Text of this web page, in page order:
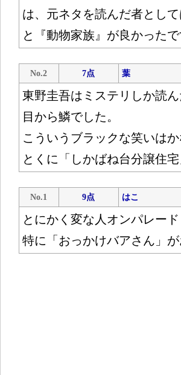
は、元ネタを読んだ者とし
と『動物家族』が良かったで
No.2 7点 葉
東野圭吾はミステリしか読
目から鱗でした。
こういうブラックな笑いは
とくに「しかばね台分譲住
No.1 9点 はこ
とにかく変な人オンパレード
特に「おっかけバアさん」が